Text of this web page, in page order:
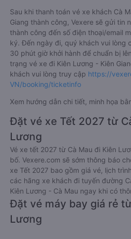
Sau khi thanh toán vé xe khách Cà
Giang thành công, Vexere sẽ gửi tin
thành công đến số điện thoại/email
ký. Đến ngày đi, quý khách vui lòng
30 phút giờ khởi hành để chuẩn bị
trạng vé xe đi Kiên Lương - Kiên
khách vui lòng truy cập https://
VN/booking/ticketinfo
Xem hướng dẫn chi tiết, minh họa
Đặt vé xe Tết 2027 từ
Lương
Vé xe tết 2027 từ Cà Mau đi Kiên
bố. Vexere.com sẽ sớm thông báo
xe Tết 2027 bao gồm giá vé, lịch
các hãng xe khách đi tuyến đường
Kiên Lương - Cà Mau ngay khi có
Đặt vé máy bay giá rẻ
Lương